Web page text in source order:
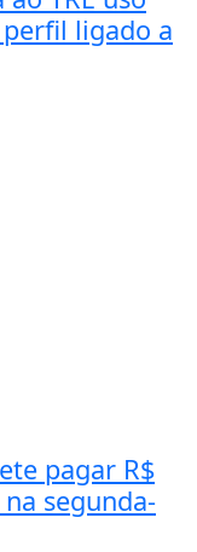
ligado a
pagar R$
segunda-